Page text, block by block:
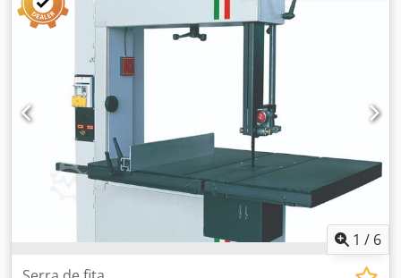
m/min Potência do motor: 2 kW / 400V Travão do motor:
sim / automático Conexão de exaustão: 2 x 100 mm
Comprimento da máquina: 920 mm Largura da máquina:
600 mm Altura da máquina: 1880 mm Peso: 215 kg
1 / 6